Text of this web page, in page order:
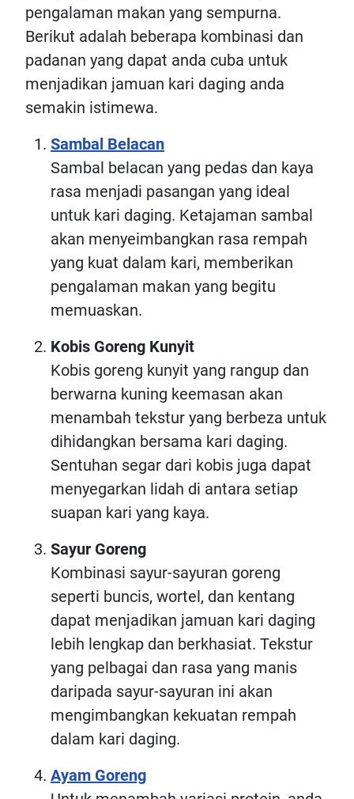
pengalaman makan yang sempurna.
Berikut adalah beberapa kombinasi dan
padanan yang dapat anda cuba untuk
menjadikan jamuan kari daging anda
semakin istimewa.
Sambal Belacan
Sambal belacan yang pedas dan kaya
rasa menjadi pasangan yang ideal
untuk kari daging. Ketajaman sambal
akan menyeimbangkan rasa rempah
yang kuat dalam kari, memberikan
pengalaman makan yang begitu
memuaskan.
Kobis Goreng Kunyit
Kobis goreng kunyit yang rangup dan
berwarna kuning keemasan akan
menambah tekstur yang berbeza untuk
dihidangkan bersama kari daging.
Sentuhan segar dari kobis juga dapat
menyegarkan lidah di antara setiap
suapan kari yang kaya.
Sayur Goreng
Kombinasi sayur-sayuran goreng
seperti buncis, wortel, dan kentang
dapat menjadikan jamuan kari daging
lebih lengkap dan berkhasiat. Tekstur
yang pelbagai dan rasa yang manis
daripada sayur-sayuran ini akan
mengimbangkan kekuatan rempah
dalam kari daging.
Ayam Goreng